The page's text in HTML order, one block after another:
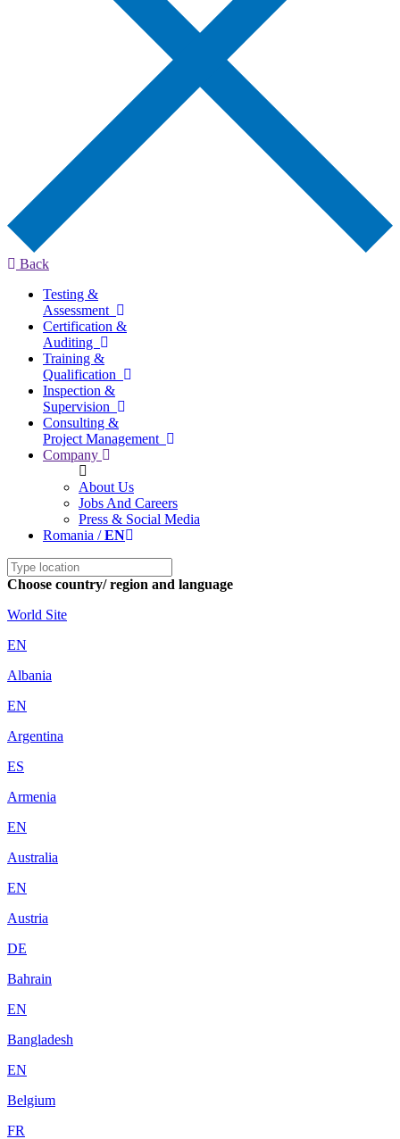
Back
Testing &
Assessment
Certification &
Auditing
Training &
Qualification
Inspection &
Supervision
Consulting &
Project Management
Company
About Us
Jobs And Careers
Press & Social Media
Romania /EN
Choose country/ region and language
World Site
EN
Albania
EN
Argentina
ES
Armenia
EN
Australia
EN
Austria
DE
Bahrain
EN
Bangladesh
EN
Belgium
FR